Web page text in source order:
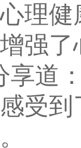
理
强
享道
受